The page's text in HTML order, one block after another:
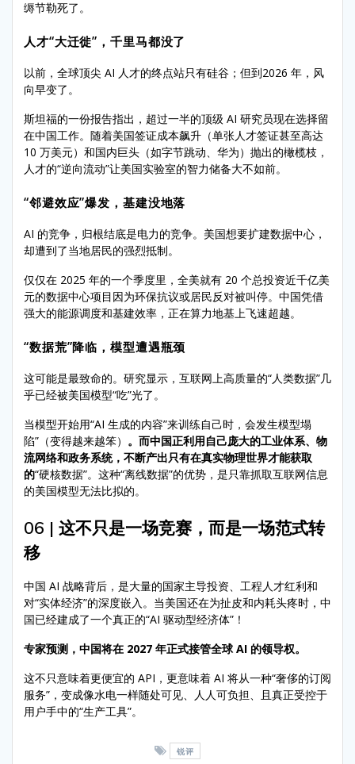
缛节勒死了。
人才“大迁徙”，千里马都没了
以前，全球顶尖 AI 人才的终点站只有硅谷；但到2026 年，风
向早变了。
斯坦福的一份报告指出，超过一半的顶级 AI 研究员现在选择留
在中国工作。随着美国签证成本飙升（单张人才签证甚至高达
10 万美元）和国内巨头（如字节跳动、华为）抛出的橄榄枝，
人才的“逆向流动”让美国实验室的智力储备大不如前。
“邻避效应”爆发，基建没地落
AI 的竞争，归根结底是电力的竞争。美国想要扩建数据中心，
却遭到了当地居民的强烈抵制。
仅仅在 2025 年的一个季度里，全美就有 20 个总投资近千亿美
元的数据中心项目因为环保抗议或居民反对被叫停。中国凭借
强大的能源调度和基建效率，正在算力地基上飞速超越。
“数据荒”降临，模型遭遇瓶颈
这可能是最致命的。研究显示，互联网上高质量的“人类数据”几
乎已经被美国模型“吃”光了。
当模型开始用“AI 生成的内容”来训练自己时，会发生模型塌
陷”（变得越来越笨） 。而中国正利用自己庞大的工业体系、物
流网络和政务系统，不断产出只有在真实物理世界才能获取
的“硬核数据”。这种“离线数据”的优势，是只靠抓取互联网信息
的美国模型无法比拟的。
06 | 这不只是一场竞赛，而是一场范式转
移
中国 AI 战略背后，是大量的国家主导投资、工程人才红利和
对“实体经济”的深度嵌入。当美国还在为扯皮和内耗头疼时，中
国已经建成了一个真正的“AI 驱动型经济体”！
专家预测，中国将在 2027 年正式接管全球 AI 的领导权。
这不只意味着更便宜的 API，更意味着 AI 将从一种“奢侈的订阅
服务”，变成像水电一样随处可见、人人可负担、且真正受控于
用户手中的“生产工具”。
锐评